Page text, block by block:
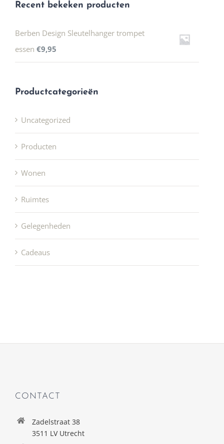
Recent bekeken producten
Berben Design Sleutelhanger trompet
essen €9,95
Productcategorieën
Uncategorized
Producten
Wonen
Ruimtes
Gelegenheden
Cadeaus
CONTACT
Zadelstraat 38
3511 LV Utrecht